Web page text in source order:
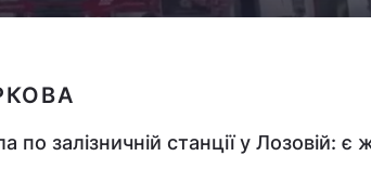
по залізничній станції у Лозовій: є